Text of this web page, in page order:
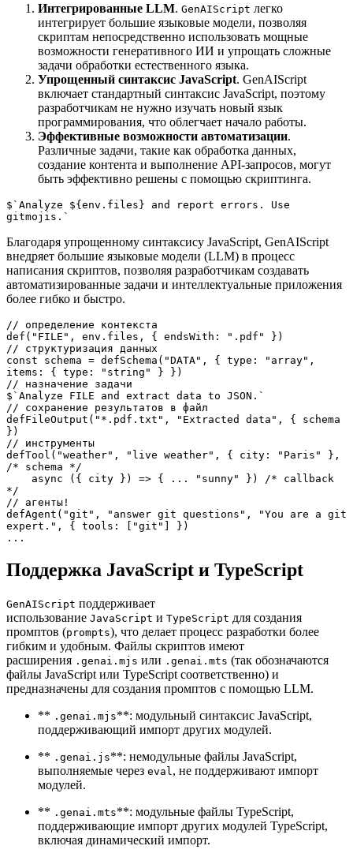
Интегрированные LLM. GenAIScript легко
интегрирует большие языковые модели, позволяя
скриптам непосредственно использовать мощные
возможности генеративного ИИ и упрощать сложные
задачи обработки естественного языка.
Упрощенный синтаксис JavaScript. GenAIScript
включает стандартный синтаксис JavaScript, поэтому
разработчикам не нужно изучать новый язык
программирования, что облегчает начало работы.
Эффективные возможности автоматизации.
Различные задачи, такие как обработка данных,
создание контента и выполнение API-запросов, могут
быть эффективно решены с помощью скриптинга.
$`Analyze ${env.files} and report errors. Use
gitmojis.`
Благодаря упрощенному синтаксису JavaScript, GenAIScript
внедряет большие языковые модели (LLM) в процесс
написания скриптов, позволяя разработчикам создавать
автоматизированные задачи и интеллектуальные приложения
более гибко и быстро.
// определение контекста
def("FILE", env.files, { endsWith: ".pdf" })
// структуризация данных
const schema = defSchema("DATA", { type: "array",
items: { type: "string" } })
// назначение задачи
$`Analyze FILE and extract data to JSON.`
// сохранение результатов в файл
defFileOutput("*.pdf.txt", "Extracted data", { schema
})
// инструменты
defTool("weather", "live weather", { city: "Paris" },
/* schema */
*/
// агенты!
defAgent("git", "answer git questions", "You are a git
expert.", { tools: ["git"] })
...
Поддержка JavaScript и TypeScript
GenAIScript поддерживает
использование JavaScript и TypeScript для создания
промптов (prompts), что делает процесс разработки более
гибким и удобным. Файлы скриптов имеют
расширения .genai.mjs или .genai.mts (так обозначаются
файлы JavaScript или TypeScript соответственно) и
предназначены для создания промптов с помощью LLM.
** .genai.mjs**: модульный синтаксис JavaScript,
поддерживающий импорт других модулей.
** .genai.js**: немодульные файлы JavaScript,
выполняемые через eval , не поддерживают импорт
модулей.
** .genai.mts**: модульные файлы TypeScript,
поддерживающие импорт других модулей TypeScript,
включая динамический импорт.